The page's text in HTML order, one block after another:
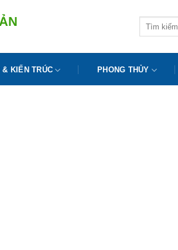
KIẾN TRÚC PHONG THỦY